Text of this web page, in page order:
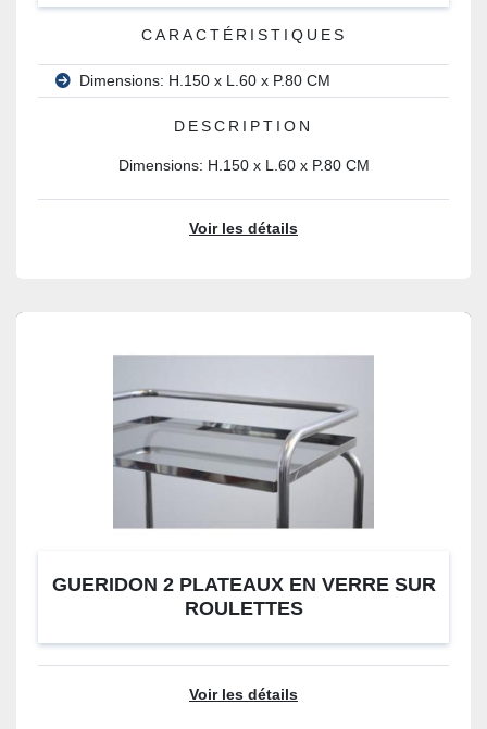
CARACTÉRISTIQUES
Dimensions: H.150 x L.60 x P.80 CM
DESCRIPTION
Dimensions: H.150 x L.60 x P.80 CM
Voir les détails
GUERIDON 2 PLATEAUX EN VERRE SUR
ROULETTES
Voir les détails